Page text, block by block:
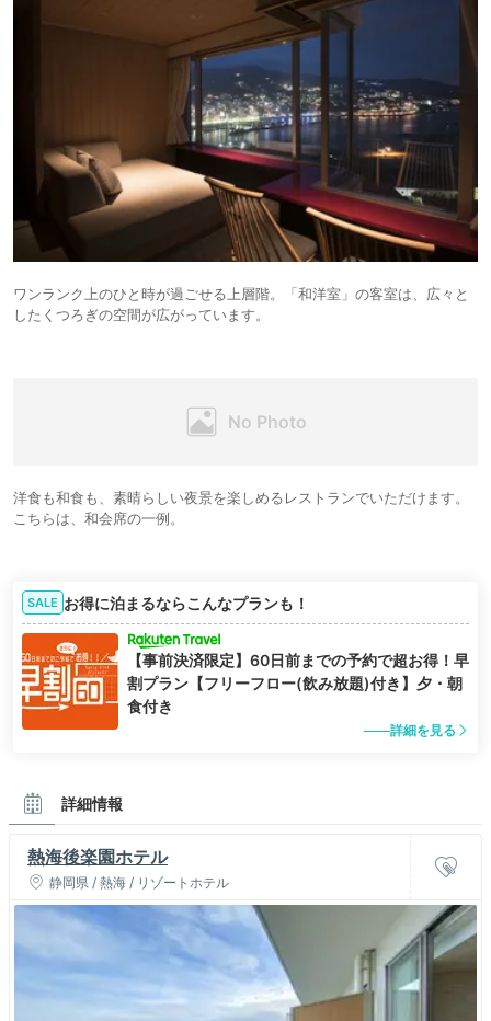
ワンランク上のひと時が過ごせる上層階。「和洋室」の客室は、広々と
したくつろぎの空間が広がっています。
洋食も和食も、素晴らしい夜景を楽しめるレストランでいただけます。
こちらは、和会席の一例。
SALE お得に泊まるならこんなプランも！
【事前決済限定】60日前までの予約で超お得！早
割プラン【フリーフロー(飲み放題)付き】夕・朝
食付き
詳細を見る
詳細情報
熱海後楽園ホテル
静岡県 / 熱海 / リゾートホテル